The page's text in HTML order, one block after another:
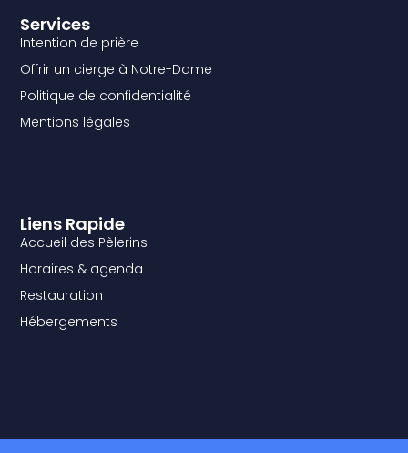
Services
Intention de prière
Offrir un cierge à Notre-Dame
Politique de confidentialité
Mentions légales
Liens Rapide
Accueil des Pèlerins
Horaires & agenda
Restauration
Hébergements